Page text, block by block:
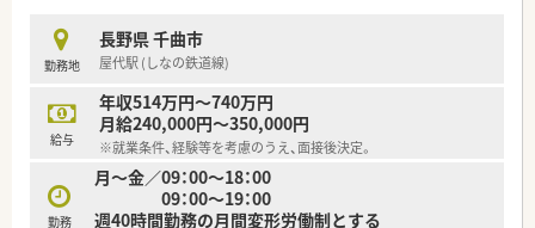
■育児休暇は3歳まで取得が可能で、時短制度は小学5年生まで
時短勤務ができるよう変更予定です。
■年間休日が120日とワークライフバランスが整っています
■日用品から常備薬まで、従業員割引制度など嬉しいメリットも
たくさんあります！
勤務地
長野県 千曲市
屋代駅 (しなの鉄道線)
給与
年収514万円～740万円
月給240,000円～350,000円
※就業条件、経験等を考慮のうえ、面接後決定。
勤務
月～金／09：00～18：00
09：00～19：00
週40時間勤務の月間変形労働制とする